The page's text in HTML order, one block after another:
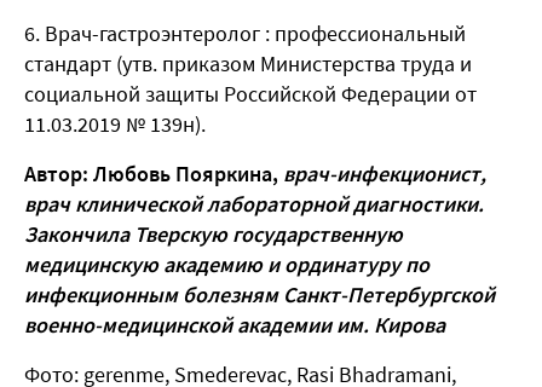
Врач-гастроэнтеролог : профессиональный
стандарт (утв. приказом Министерства труда и
социальной защиты Российской Федерации от
11.03.2019 № 139н).
Автор: Любовь Пояркина, врач-инфекционист,
врач клинической лабораторной диагностики.
Закончила Тверскую государственную
медицинскую академию и ординатуру по
инфекционным болезням Санкт-Петербургской
военно-медицинской академии им. Кирова
Фото: gerenme, Smederevac, Rasi Bhadramani,